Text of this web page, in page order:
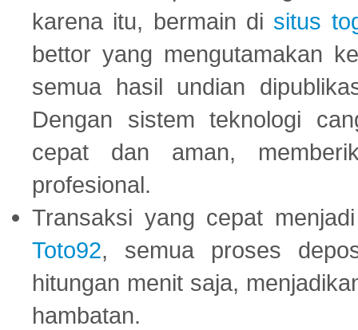
karena itu, bermain di situs
bettor yang mengutamakan
semua hasil undian
Dengan sistem teknologi
cepat dan aman,
profesional.
Transaksi yang cepat
Toto92, semua proses
hitungan menit saja,
hambatan.